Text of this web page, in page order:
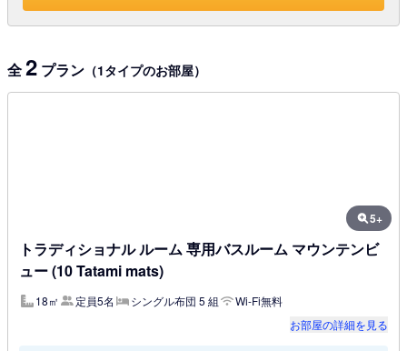
全2 プラン （1タイプのお部屋）
5+
トラディショナル ルーム 専用バスルーム マウンテンビ
ュー (10 Tatami mats)
18㎡ 定員5名 シングル布団 5 組
Wi-Fi無料
お部屋の詳細を見る